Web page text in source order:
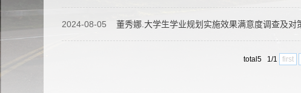
2024-08-05 董秀娜.大学生学业规划实施效果满意度调查及
total5 1/1 first